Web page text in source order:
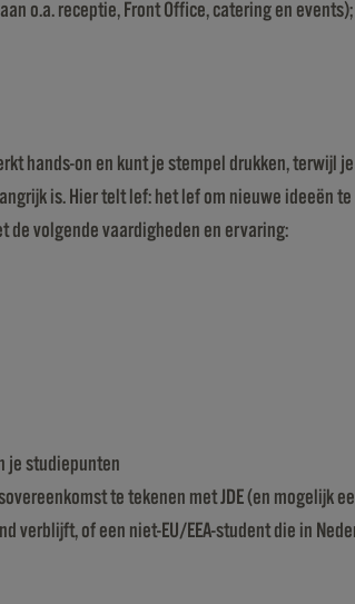
o.a. receptie, Front Office, catering en events);
hands-on en kunt je stempel drukken,
is. Hier telt lef: het lef om nieuwe ideeën
de volgende vaardigheden en ervaring:
je studiepunten
te tekenen met JDE (en mogelijk
verblijft, of een niet-EU/EEA-student die in